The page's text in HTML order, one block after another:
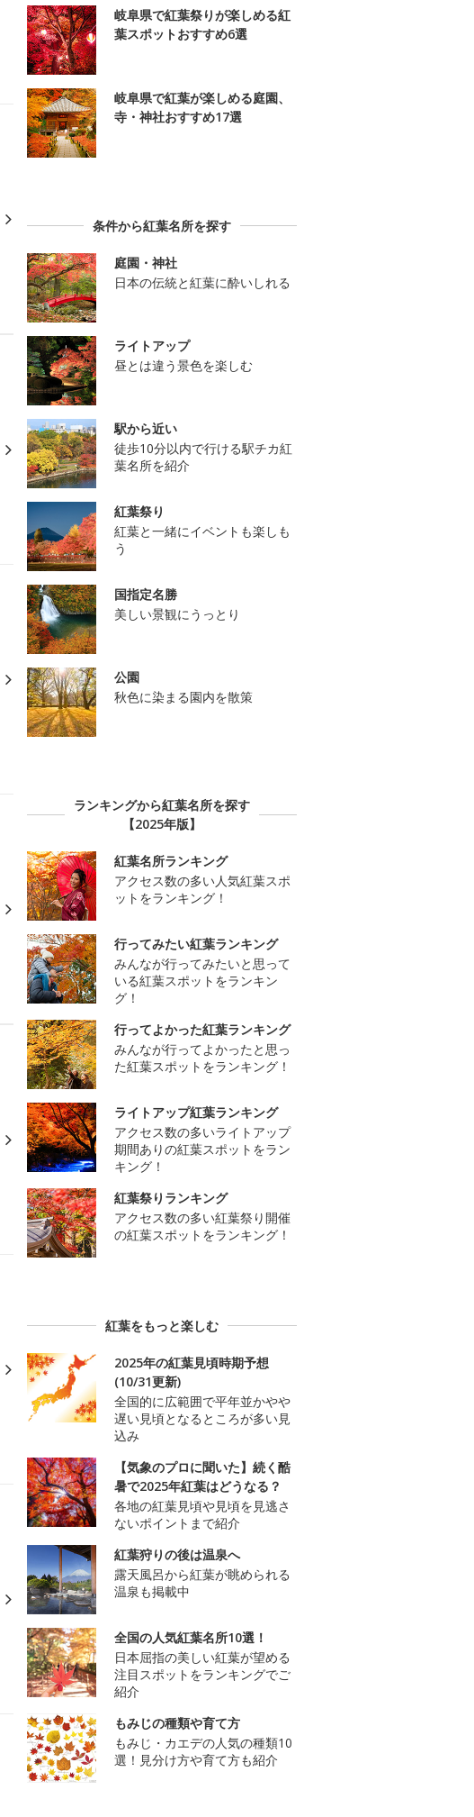
岐阜県で紅葉祭りが楽しめる紅
葉スポットおすすめ6選
岐阜県で紅葉が楽しめる庭園、
寺・神社おすすめ17選
条件から紅葉名所を探す
庭園・神社
日本の伝統と紅葉に酔いしれる
ライトアップ
昼とは違う景色を楽しむ
駅から近い
徒歩10分以内で行ける駅チカ紅
葉名所を紹介
紅葉祭り
紅葉と一緒にイベントも楽しも
う
国指定名勝
美しい景観にうっとり
公園
秋色に染まる園内を散策
ランキングから紅葉名所を探す
【2025年版】
紅葉名所ランキング
アクセス数の多い人気紅葉スポ
ットをランキング！
行ってみたい紅葉ランキング
みんなが行ってみたいと思って
いる紅葉スポットをランキン
グ！
行ってよかった紅葉ランキング
みんなが行ってよかったと思っ
た紅葉スポットをランキング！
ライトアップ紅葉ランキング
アクセス数の多いライトアップ
期間ありの紅葉スポットをラン
キング！
紅葉祭りランキング
アクセス数の多い紅葉祭り開催
の紅葉スポットをランキング！
紅葉をもっと楽しむ
2025年の紅葉見頃時期予想
(10/31更新)
全国的に広範囲で平年並かやや
遅い見頃となるところが多い見
込み
【気象のプロに聞いた】続く酷
暑で2025年紅葉はどうなる？
各地の紅葉見頃や見頃を見逃さ
ないポイントまで紹介
紅葉狩りの後は温泉へ
露天風呂から紅葉が眺められる
温泉も掲載中
全国の人気紅葉名所10選！
日本屈指の美しい紅葉が望める
注目スポットをランキングでご
紹介
もみじの種類や育て方
もみじ・カエデの人気の種類10
選！見分け方や育て方も紹介